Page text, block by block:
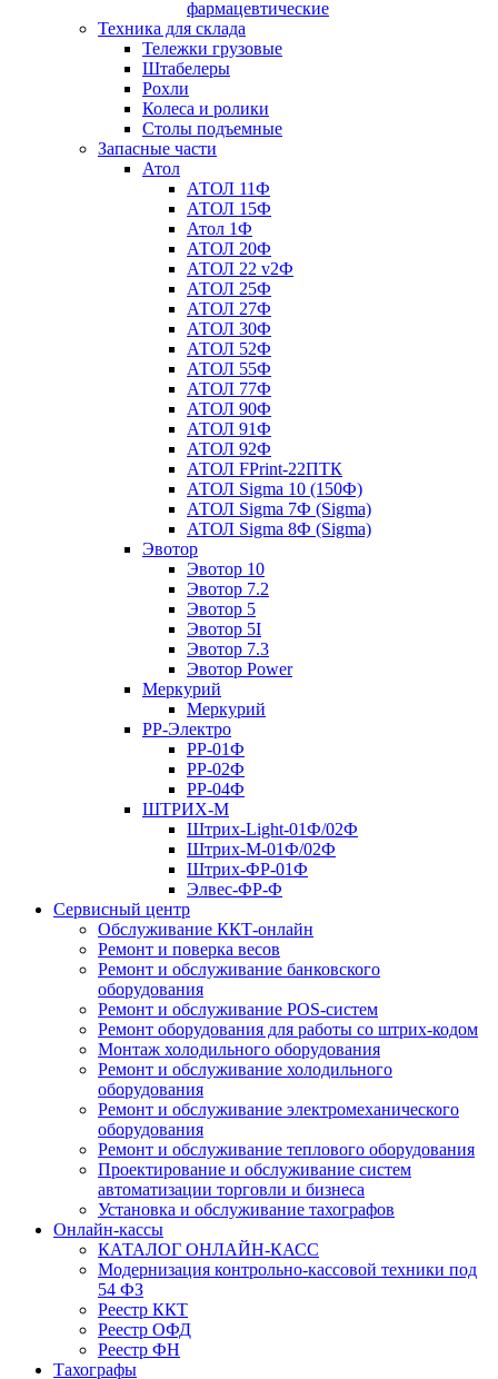
фармацевтические
Техника для склада
Тележки грузовые
Штабелеры
Рохли
Колеса и ролики
Столы подъемные
Запасные части
Атол
АТОЛ 11Ф
АТОЛ 15Ф
Атол 1Ф
АТОЛ 20Ф
АТОЛ 22 v2Ф
АТОЛ 25Ф
АТОЛ 27Ф
АТОЛ 30Ф
АТОЛ 52Ф
АТОЛ 55Ф
АТОЛ 77Ф
АТОЛ 90Ф
АТОЛ 91Ф
АТОЛ 92Ф
АТОЛ FPrint-22ПТК
АТОЛ Sigma 10 (150Ф)
АТОЛ Sigma 7Ф (Sigma)
АТОЛ Sigma 8Ф (Sigma)
Эвотор
Эвотор 10
Эвотор 7.2
Эвотор 5
Эвотор 5I
Эвотор 7.3
Эвотор Power
Меркурий
Меркурий
РР-Электро
РР-01Ф
РР-02Ф
РР-04Ф
ШТРИХ-М
Штрих-Light-01Ф/02Ф
Штрих-М-01Ф/02Ф
Штрих-ФР-01Ф
Элвес-ФР-Ф
Сервисный центр
Обслуживание ККТ-онлайн
Ремонт и поверка весов
Ремонт и обслуживание банковского
оборудования
Ремонт и обслуживание POS-систем
Ремонт оборудования для работы со штрих-кодом
Монтаж холодильного оборудования
Ремонт и обслуживание холодильного
оборудования
Ремонт и обслуживание электромеханического
оборудования
Ремонт и обслуживание теплового оборудования
Проектирование и обслуживание систем
автоматизации торговли и бизнеса
Установка и обслуживание тахографов
Онлайн-кассы
КАТАЛОГ ОНЛАЙН-КАСС
Модернизация контрольно-кассовой техники под
54 ФЗ
Реестр ККТ
Реестр ОФД
Реестр ФН
Тахографы